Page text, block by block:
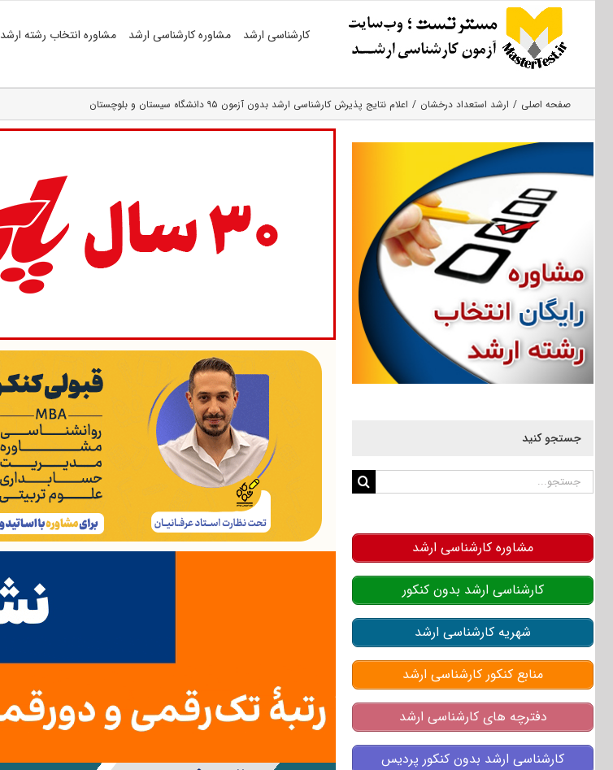
کارشناسی ارشد مشاوره کارشناسی ارشد مشاوره انتخاب رشته ارشد
صفحه اصلی ارشد استعداد درخشان اعلام نتایج پذیرش کارشناسی ارشد بدون آزمون ۹۵ دانشگاه سیستان و بلوچستان
جستجو کنید
جستجو
مشاوره کارشناسی ارشد
کارشناسی ارشد بدون کنکور
شهریه کارشناسی ارشد
منابع کنکور کارشناسی ارشد
دفترچه های کارشناسی ارشد
کارشناسی ارشد بدون کنکور پردیس